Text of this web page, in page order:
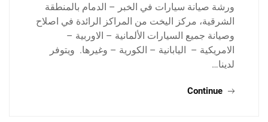
ورشة صيانة سيارات في الخبر – الدمام بالمنطقة
الشرقية، مركز اليخت من المراكز الرائدة في اصلاح
وصيانة جميع السيارات الألمانية – الاوربية –
الامريكية – اليابانية – الكورية – وغيرها. ويتوفر
لدينا…
Continue